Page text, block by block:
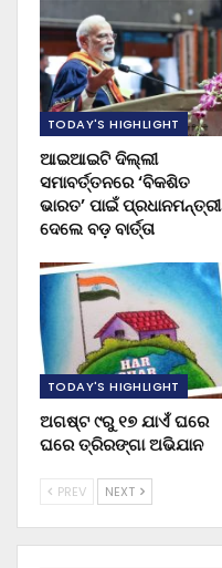
TODAY'S HIGHLIGHT
ଆଇଆଇଟି ଦିଲ୍ଲୀ
ସମାବର୍ତ୍ତନରେ ‘ବିକଶିତ
ଭାରତ’ ପାଇଁ ପ୍ରଧାନମନ୍ତ୍ରୀ
ଦେଲେ ବଡ଼ ବାର୍ତ୍ତା
TODAY'S HIGHLIGHT
ଅଗଷ୍ଟ ୯ରୁ ୧୭ ଯାଏଁ ଘରେ
ଘରେ ତ୍ରିରଙ୍ଗା ଅଭିଯାନ
PREV NEXT